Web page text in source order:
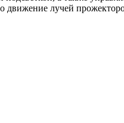
лучей